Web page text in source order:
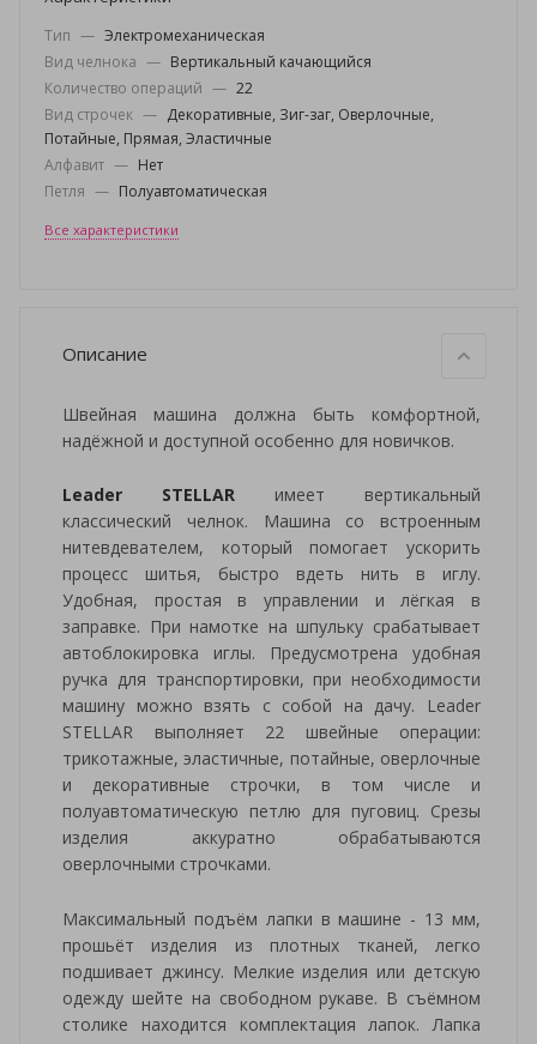
Тип — Электромеханическая
Вид челнока — Вертикальный качающийся
Количество операций — 22
Вид строчек — Декоративные, Зиг-заг, Оверлочные,
Потайные, Прямая, Эластичные
Алфавит — Нет
Петля — Полуавтоматическая
Все характеристики
Описание
Швейная машина должна быть комфортной,
надёжной и доступной особенно для новичков.
Leader STELLAR имеет вертикальный
классический челнок. Машина со встроенным
нитевдевателем, который помогает ускорить
процесс шитья, быстро вдеть нить в иглу.
Удобная, простая в управлении и лёгкая в
заправке. При намотке на шпульку срабатывает
автоблокировка иглы. Предусмотрена удобная
ручка для транспортировки, при необходимости
машину можно взять с собой на дачу. Leader
STELLAR выполняет 22 швейные операции:
трикотажные, эластичные, потайные, оверлочные
и декоративные строчки, в том числе и
полуавтоматическую петлю для пуговиц. Срезы
изделия аккуратно обрабатываются
оверлочными строчками.
Максимальный подъём лапки в машине - 13 мм,
прошьёт изделия из плотных тканей, легко
подшивает джинсу. Мелкие изделия или детскую
одежду шейте на свободном рукаве. В съёмном
столике находится комплектация лапок. Лапка